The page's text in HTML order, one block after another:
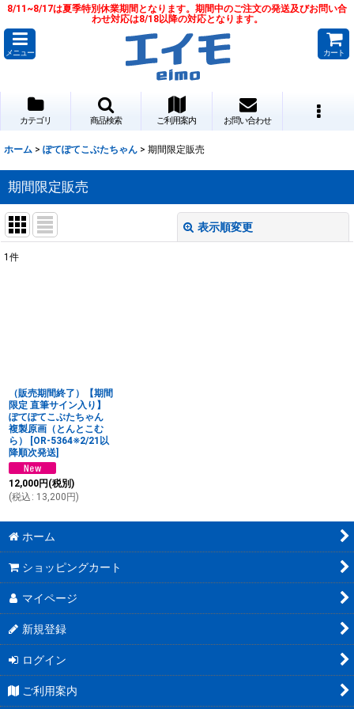
8/11~8/17は夏季特別休業期間となります。期間中のご注文の発送及びお問い合
わせ対応は8/18以降の対応となります。
メニュー カート
カテゴリ 商品検索 ご利用案内 お問い合わせ
ホーム > ぽてぽてこぶたちゃん > 期間限定販売
期間限定販売
表示順変更
1 件
（販売期間終了）【期間
限定 直筆サイン入り】
ぽてぽてこぶたちゃん
複製原画（とんとこむ
ら）
[OR-5364※2/21以
降順次発送]
12,000円 (税別)
(税込 : 13,200 円)
ホーム
ショッピングカート
マイページ
新規登録
ログイン
ご利用案内